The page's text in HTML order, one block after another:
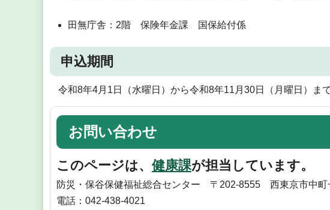
田無庁舎：2階 保険年金課 国保給付係
申込期間
令和8年4月1日（水曜日）から令和8年11月30日（月曜日）
お問い合わせ
このページは、 健康課が担当しています。
防災・保谷保健福祉総合センター 〒202-8555 西東京市中町
電話：042-438-4021